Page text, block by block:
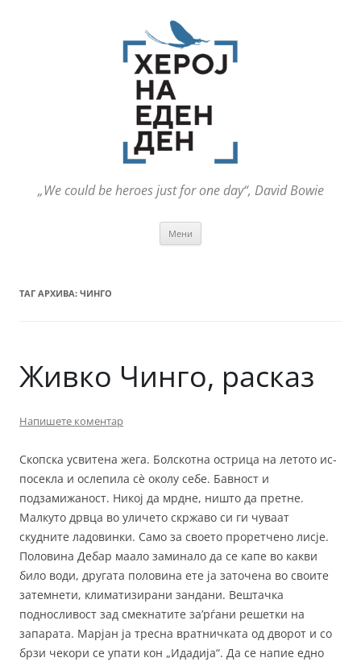
„We could be heroes just for one day“, David Bowie
Мени
ТАГ АРХИВА: ЧИНГО
Живко Чинго, расказ
Напишете коментар
Скопска усвитена жега. Болскотна острица на летото ис­
посекла и ослепила сѐ околу себе. Бавност и
подзамижаност. Никој да мрдне, ништо да претне.
Малкуто дрвца во уличето скржаво си ги чуваат
скудните ладовинки. Само за своето проретчено лисје.
Половина Дебар маало заминало да се капе во какви
било води, другата половина ете ја заточена во своите
затемнети, климатизирани зандани. Вештачка
подносливост зад смекнатите за’рѓани решетки на
запарата. Марјан ја тресна вратничката од дворот и со
брзи чекори се упати кон „Идадија“. Да се напие едно